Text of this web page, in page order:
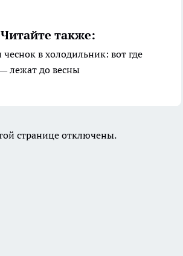
Читайте также:
в холодильник: вот где
лежат до весны
странице отключены.